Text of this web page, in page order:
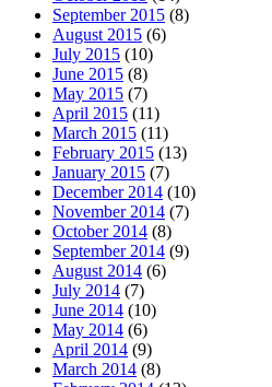
September 2015 (8)
August 2015 (6)
July 2015 (10)
June 2015 (8)
May 2015 (7)
April 2015 (11)
March 2015 (11)
February 2015 (13)
January 2015 (7)
December 2014 (10)
November 2014 (7)
October 2014 (8)
September 2014 (9)
August 2014 (6)
July 2014 (7)
June 2014 (10)
May 2014 (6)
April 2014 (9)
March 2014 (8)